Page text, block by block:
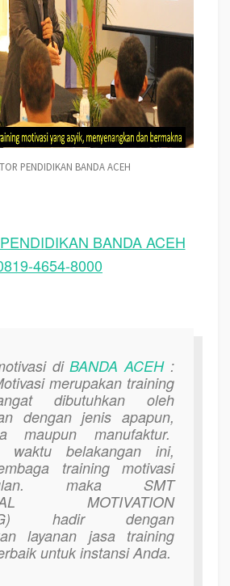
PENDIDIKAN BANDA ACEH
BANDA ACEH
4654-8000
diBANDA ACEH:
merupakan training
dibutuhkan oleh
dengan jenis apapun,
maupun manufaktur.
waktu belakangan ini,
training motivasi
maka SMT
MOTIVATION
hadir dengan
layanan jasa training
untuk instansi Anda.